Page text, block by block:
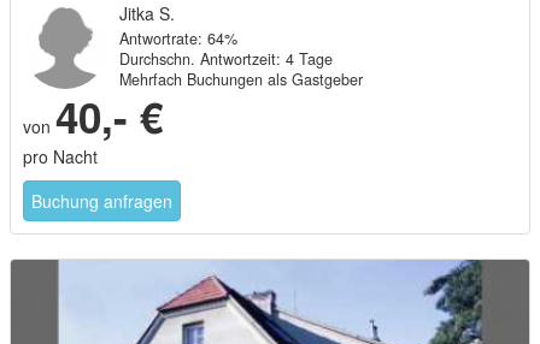
Jitka S.
Antwortrate: 64%
Durchschn. Antwortzeit: 4 Tage
Mehrfach Buchungen als Gastgeber
von 40,- €
pro Nacht
Buchung anfragen